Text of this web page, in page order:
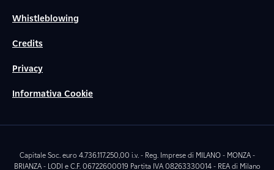
Whistleblowing
Credits
Privacy
Informativa Cookie
Capitale Soc. euro 4.736.117.250,00 i.v. - Reg. Imprese di MILANO - MONZA -
BRIANZA - LODI e C.F. 06722600019 Partita IVA 08263330014 - REA di Milano